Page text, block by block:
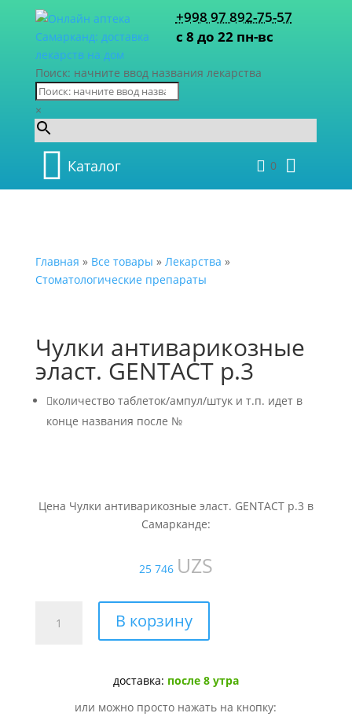
+998 97 892-75-57
с 8 до 22 пн-вс
Поиск: начните ввод названия лекарства
×
Каталог 0
Главная » Все товары » Лекарства »
Стоматологические препараты
Чулки антиварикозные
эласт. GENTACT р.3
количество таблеток/ампул/штук и т.п. идет в
конце названия после №
Цена Чулки антиварикозные эласт. GENTACT р.3 в
Самарканде:
25 746 UZS
товара
В корзину
доставка: после 8 утра
или можно просто нажать на кнопку: